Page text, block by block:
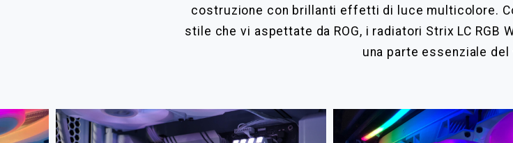
costruzione con brillanti effetti di luce multicolore.
stile che vi aspettate da ROG, i radiatori Strix LC RGB
una parte essenziale